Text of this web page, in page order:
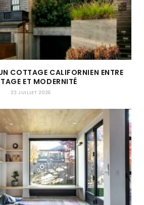
COTTAGE CALIFORNIEN ENTRE
ET MODERNITÉ
23 JUILLET 2026